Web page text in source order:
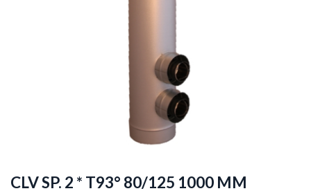
CLV SP. 2 * T93° 80/125 1000 MM